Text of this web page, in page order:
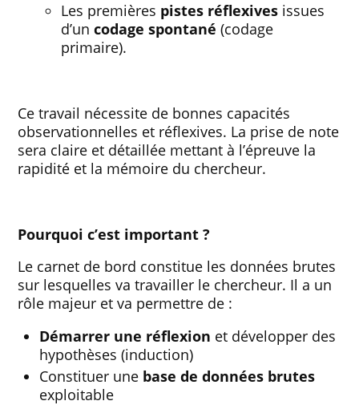
Les premières pistes réflexivesissues
d’un codage spontané (codage
primaire).
Ce travail nécessite de bonnes capacités
observationnelles et réflexives. La prise de note
sera claire et détaillée mettant à l’épreuve la
rapidité et la mémoire du chercheur.
Pourquoi c’est important ?
Le carnet de bord constitue les données brutes
sur lesquelles va travailler le chercheur. Il a un
rôle majeur et va permettre de :
Démarrer une réflexion et développer des
hypothèses (induction)
Constituer une base de données brutes
exploitable